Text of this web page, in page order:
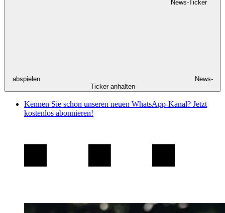
News-Ticker
abspielen
News-
Ticker anhalten
Kennen Sie schon unseren neuen WhatsApp-Kanal? Jetzt
kostenlos abonnieren!